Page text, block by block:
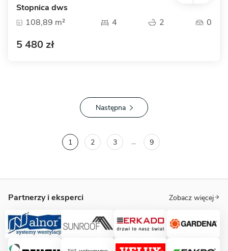
Stopnica dws
108,89 m²
4 2 0
5 480 zł
Następna
1 2 3 ... 9
Partnerzy i eksperci Zobacz więcej